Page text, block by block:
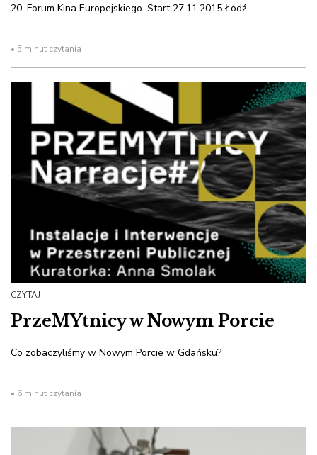
20. Forum Kina Europejskiego. Start 27.11.2015 Łódź
• 5 minut czytania
CZYTAJ
PrzeMYtnicy w Nowym Porcie
Co zobaczyliśmy w Nowym Porcie w Gdańsku?
• 6 minut czytania